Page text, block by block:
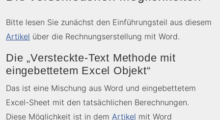
Bitte lesen Sie zunächst den Einführungsteil aus diesem
Artikel über die Rechnungserstellung mit Word.
Die „Versteckte-Text Methode mit
eingebettetem Excel Objekt“
Das ist eine Mischung aus Word und eingebettetem
Excel-Sheet mit den tatsächlichen Berechnungen.
Diese Möglichkeit ist in dem Artikel mit Word